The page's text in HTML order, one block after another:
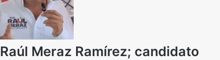
Raúl Meraz Ramírez; candidato